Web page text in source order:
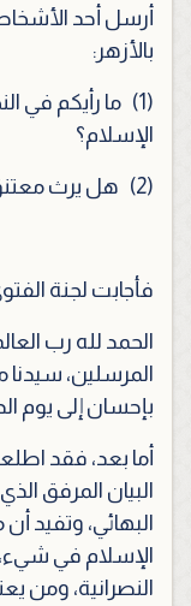
أرسل أحد
بالأزهر:
(1)
ما رأيكم في
الإسلام؟
(2) هل يرث
فأجابت لجنة
الحمد لله رب
المرسلين،
بإحسان إلى يوم
أما بعد، فقد
البيان المرفق
البهائي، وتفيد
الإسلام في
النصرانية، ومن